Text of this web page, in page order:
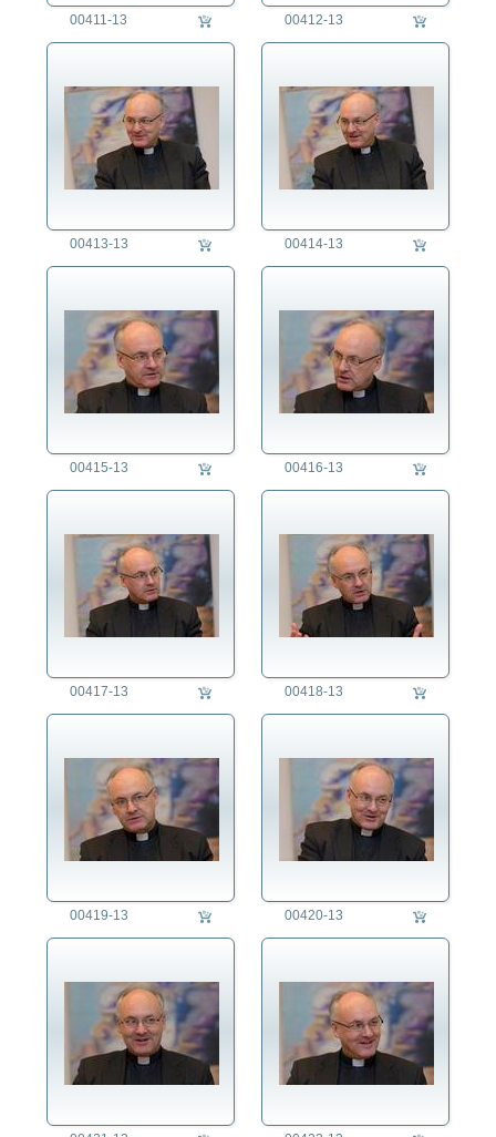
00411-13 00412-13
00413-13 00414-13
00415-13 00416-13
00417-13 00418-13
00419-13 00420-13